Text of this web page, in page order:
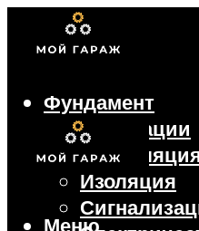
Фундамент
Коммуникации
Изоляция
Меню